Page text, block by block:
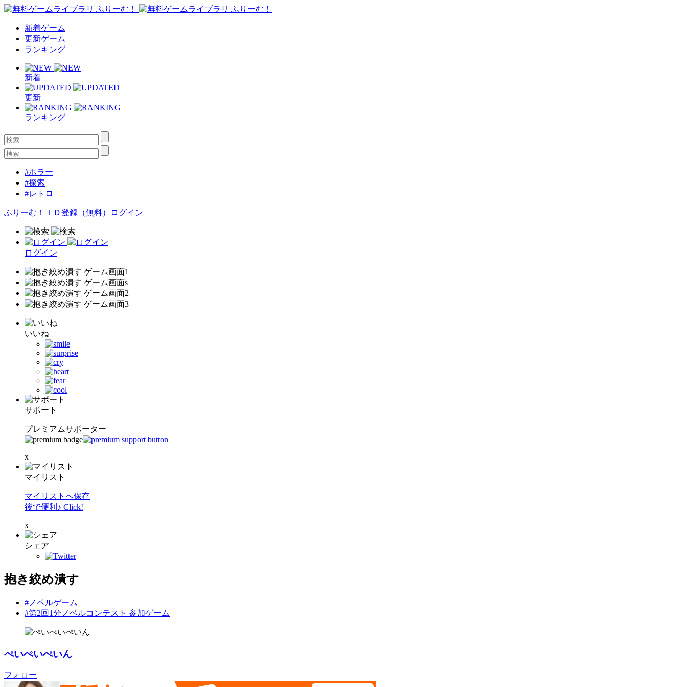
新着ゲーム
更新ゲーム
ランキング
新着
更新
ランキング
#ホラー
#探索
#レトロ
ふりーむ！ＩＤ登録（無料） ログイン
ログイン
いいね
サポート
プレミアムサポーター
x
マイリスト
マイリストへ保存
後で便利♪ Click!
x
シェア
抱き絞め潰す
#ノベルゲーム
#第2回1分ノベルコンテスト 参加ゲーム
ぺいぺいぺいん
フォロー